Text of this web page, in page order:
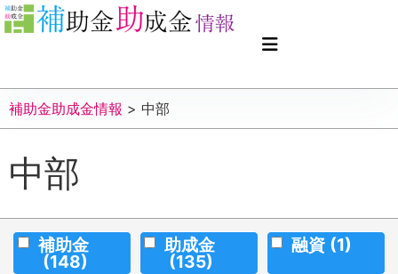
補助金助成金情報 > 中部
中部
補助金
(148)
助成金
(135)
融資 (1)